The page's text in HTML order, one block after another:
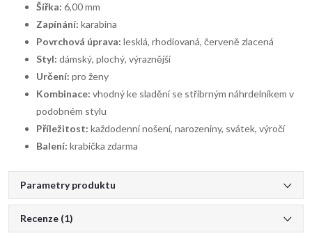
Šířka: 6,00 mm
Zapínání: karabina
Povrchová úprava: lesklá, rhodiovaná, červeně zlacená
Styl: dámský, plochý, výraznější
Určení: pro ženy
Kombinace: vhodný ke sladění se stříbrným náhrdelníkem v
podobném stylu
Příležitost: každodenní nošení, narozeniny, svátek, výročí
Balení: krabička zdarma
Parametry produktu
Recenze (1)